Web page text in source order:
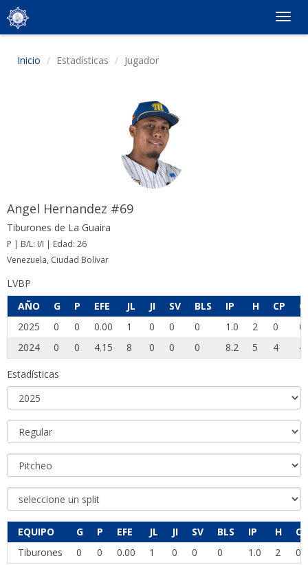
Inicio Estadísticas Jugador
Angel Hernandez #69
Tiburones de La Guaira
P | B/L: I/I | Edad: 26
Venezuela, Ciudad Bolivar
LVBP
AÑO
G P EFE JL JI SV BLS IP H CP
2025
0 0 0.00 1 0 0 0 1.0 2 0
0
2024
0 0 4.15 8 0 0 0 8.2 5 4 4
Estadísticas
EQUIPO G P EFE JL JI SV BLS IP H
CP
Tiburones
0 0 0.00 1 0 0 0 1.0 2 0